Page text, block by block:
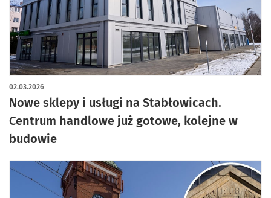
Nowe sklepy i usługi na Stabłowicach.
Centrum handlowe już gotowe, kolejne w
budowie
02.03.2026
artykuł z galerią zdjęć